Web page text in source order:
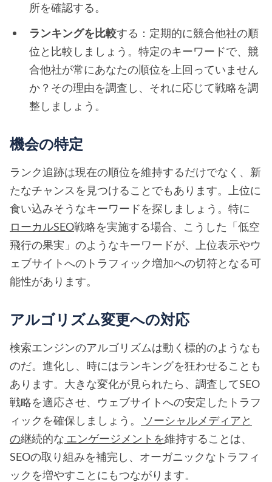
所を確認する。
ランキングを比較する：定期的に競合他社の順
位と比較しましょう。特定のキーワードで、競
合他社が常にあなたの順位を上回っていません
か？その理由を調査し、それに応じて戦略を調
整しましょう。
機会の特定
ランク追跡は現在の順位を維持するだけでなく、新
たなチャンスを見つけることでもあります。上位に
食い込みそうなキーワードを探しましょう。特に
ローカルSEO戦略を実施する場合、こうした「低空
飛行の果実」のようなキーワードが、上位表示やウ
ェブサイトへのトラフィック増加への切符となる可
能性があります。
アルゴリズム変更への対応
検索エンジンのアルゴリズムは動く標的のようなも
のだ。進化し、時にはランキングを狂わせることも
あります。大きな変化が見られたら、調査してSEO
戦略を適応させ、ウェブサイトへの安定したトラフ
ィックを確保しましょう。
ソーシャルメディアと
の継続的な エンゲージメントを維持することは、
SEOの取り組みを補完し、オーガニックなトラフィ
ックを増やすことにもつながります。